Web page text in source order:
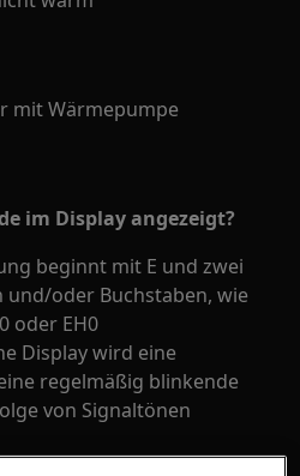
mit Wärmepumpe
im Display angezeigt?
beginnt mit E und zwei
oder Buchstaben, wie
oder EH0
Display wird eine
regelmäßig blinkende
von Signaltönen